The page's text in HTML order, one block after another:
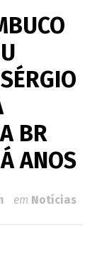
BR
ANOS
em Notícias